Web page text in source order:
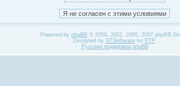
Powered by phpBB© 2000, 2002, 2005, 2007 phpBB
Designed by STSoftwarefor PTF.
Русская поддержка phpBB